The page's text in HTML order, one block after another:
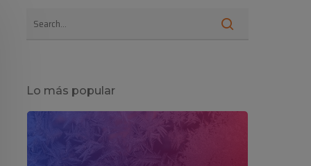
Lo más popular